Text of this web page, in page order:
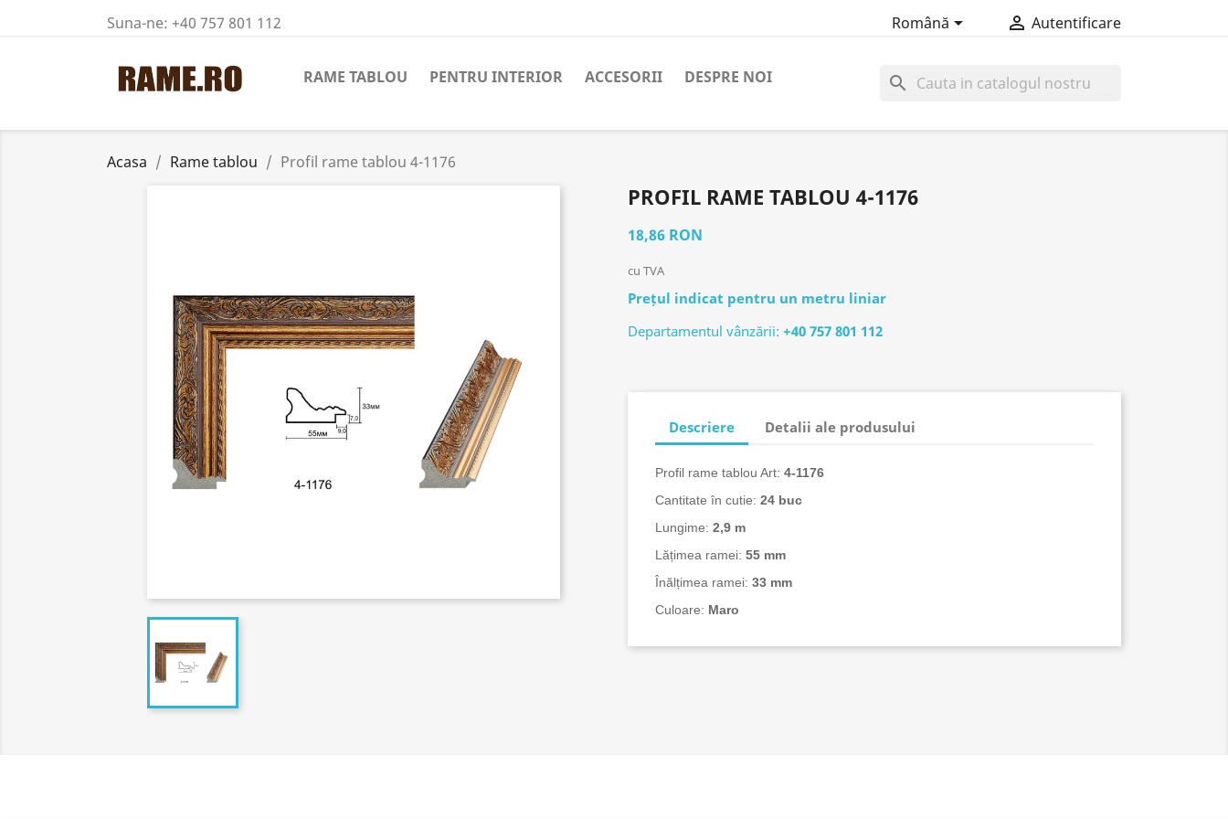
Suna-ne: +40 757 801 112 Română  Autentificare
RAME TABLOU PENTRU INTERIOR ACCESORII DESPRE NOI search
Acasa Rame tablou Profil rame tablou 4-1176
PROFIL RAME TABLOU 4-1176
18,86 RON
cu TVA
Prețul indicat pentru un metru liniar
Departamentul vânzării: +40 757 801 112
Descriere Detalii ale produsului
Profil rame tablou Art: 4-1176
Cantitate în cutie: 24 buc
Lungime: 2,9 m
Lățimea ramei: 55 mm
Înălțimea ramei: 33 mm
Culoare: Maro